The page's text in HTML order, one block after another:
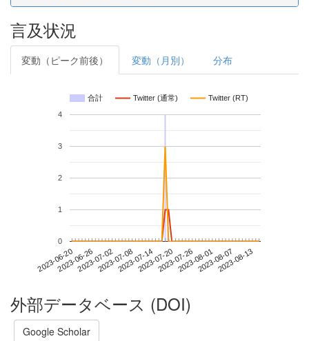
言及状況
変動（ピーク前後） 変動（月別） 分布
合計 Twitter (通常) Twitter (RT)
2023-06-202023-06-262023-07-022023-07-082023-07-142023-07-202023-07-262023-08-012023-08-072023-08-13
0
1
2
3
4
外部データベース (DOI)
Google Scholar